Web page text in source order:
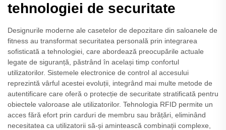
tehnologiei de securitate
Designurile moderne ale casetelor de depozitare din saloanele de
fitness au transformat securitatea personală prin integrarea
sofisticată a tehnologiei, care abordează preocupările actuale
legate de siguranță, păstrând în același timp confortul
utilizatorilor. Sistemele electronice de control al accesului
reprezintă vârful acestei evoluții, integrând mai multe metode de
autentificare care oferă o protecție de securitate stratificată pentru
obiectele valoroase ale utilizatorilor. Tehnologia RFID permite un
acces fără efort prin carduri de membru sau brățări, eliminând
necesitatea ca utilizatorii să-și amintească combinații complexe,